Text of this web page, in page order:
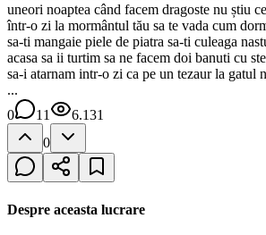
uneori noaptea când facem dragoste nu știu
într-o zi la mormântul tău sa te vada cum
sa-ti mangaie piele de piatra sa-ti culeaga
acasa sa ii turtim sa ne facem doi banuti cu
sa-i atarnam intr-o zi ca pe un tezaur la gatul
...
0
11
6.131
0
Despre aceasta lucrare